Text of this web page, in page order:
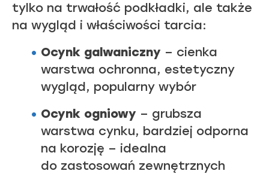
tylko na trwałość podkładki, ale także
na wygląd i właściwości tarcia:
Ocynk galwaniczny – cienka
warstwa ochronna, estetyczny
wygląd, popularny wybór
Ocynk ogniowy – grubsza
warstwa cynku, bardziej odporna
na korozję – idealna
do zastosowań zewnętrznych